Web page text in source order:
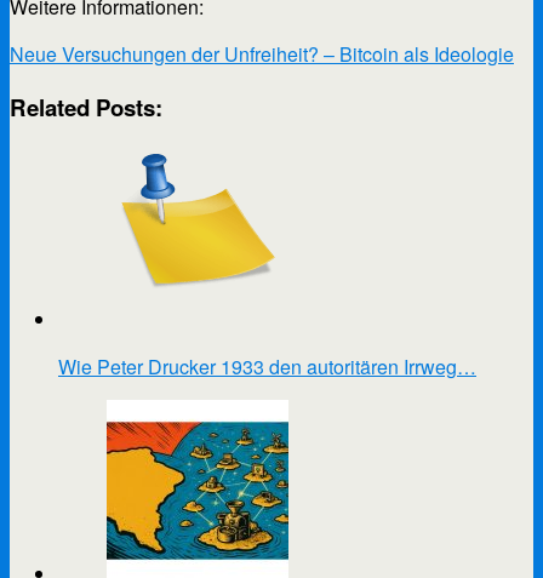
Weitere Informationen:
Neue Versuchungen der Unfreiheit? – Bitcoin als Ideologie
Related Posts:
Wie Peter Drucker 1933 den autoritären Irrweg…